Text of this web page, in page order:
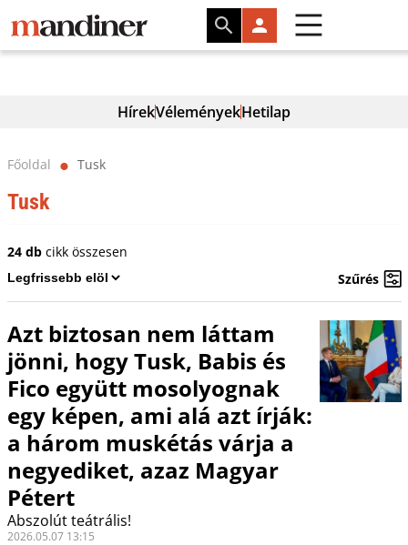
HírekVéleményekHetilap
Főoldal ⬤ Tusk
Tusk
24 dbcikk összesen
Szűrés
Azt biztosan nem láttam
jönni, hogy Tusk, Babis és
Fico együtt mosolyognak
egy képen, ami alá azt írják:
a három muskétás várja a
negyediket, azaz Magyar
Pétert
Abszolút teátrális!
2026.05.07 13:15